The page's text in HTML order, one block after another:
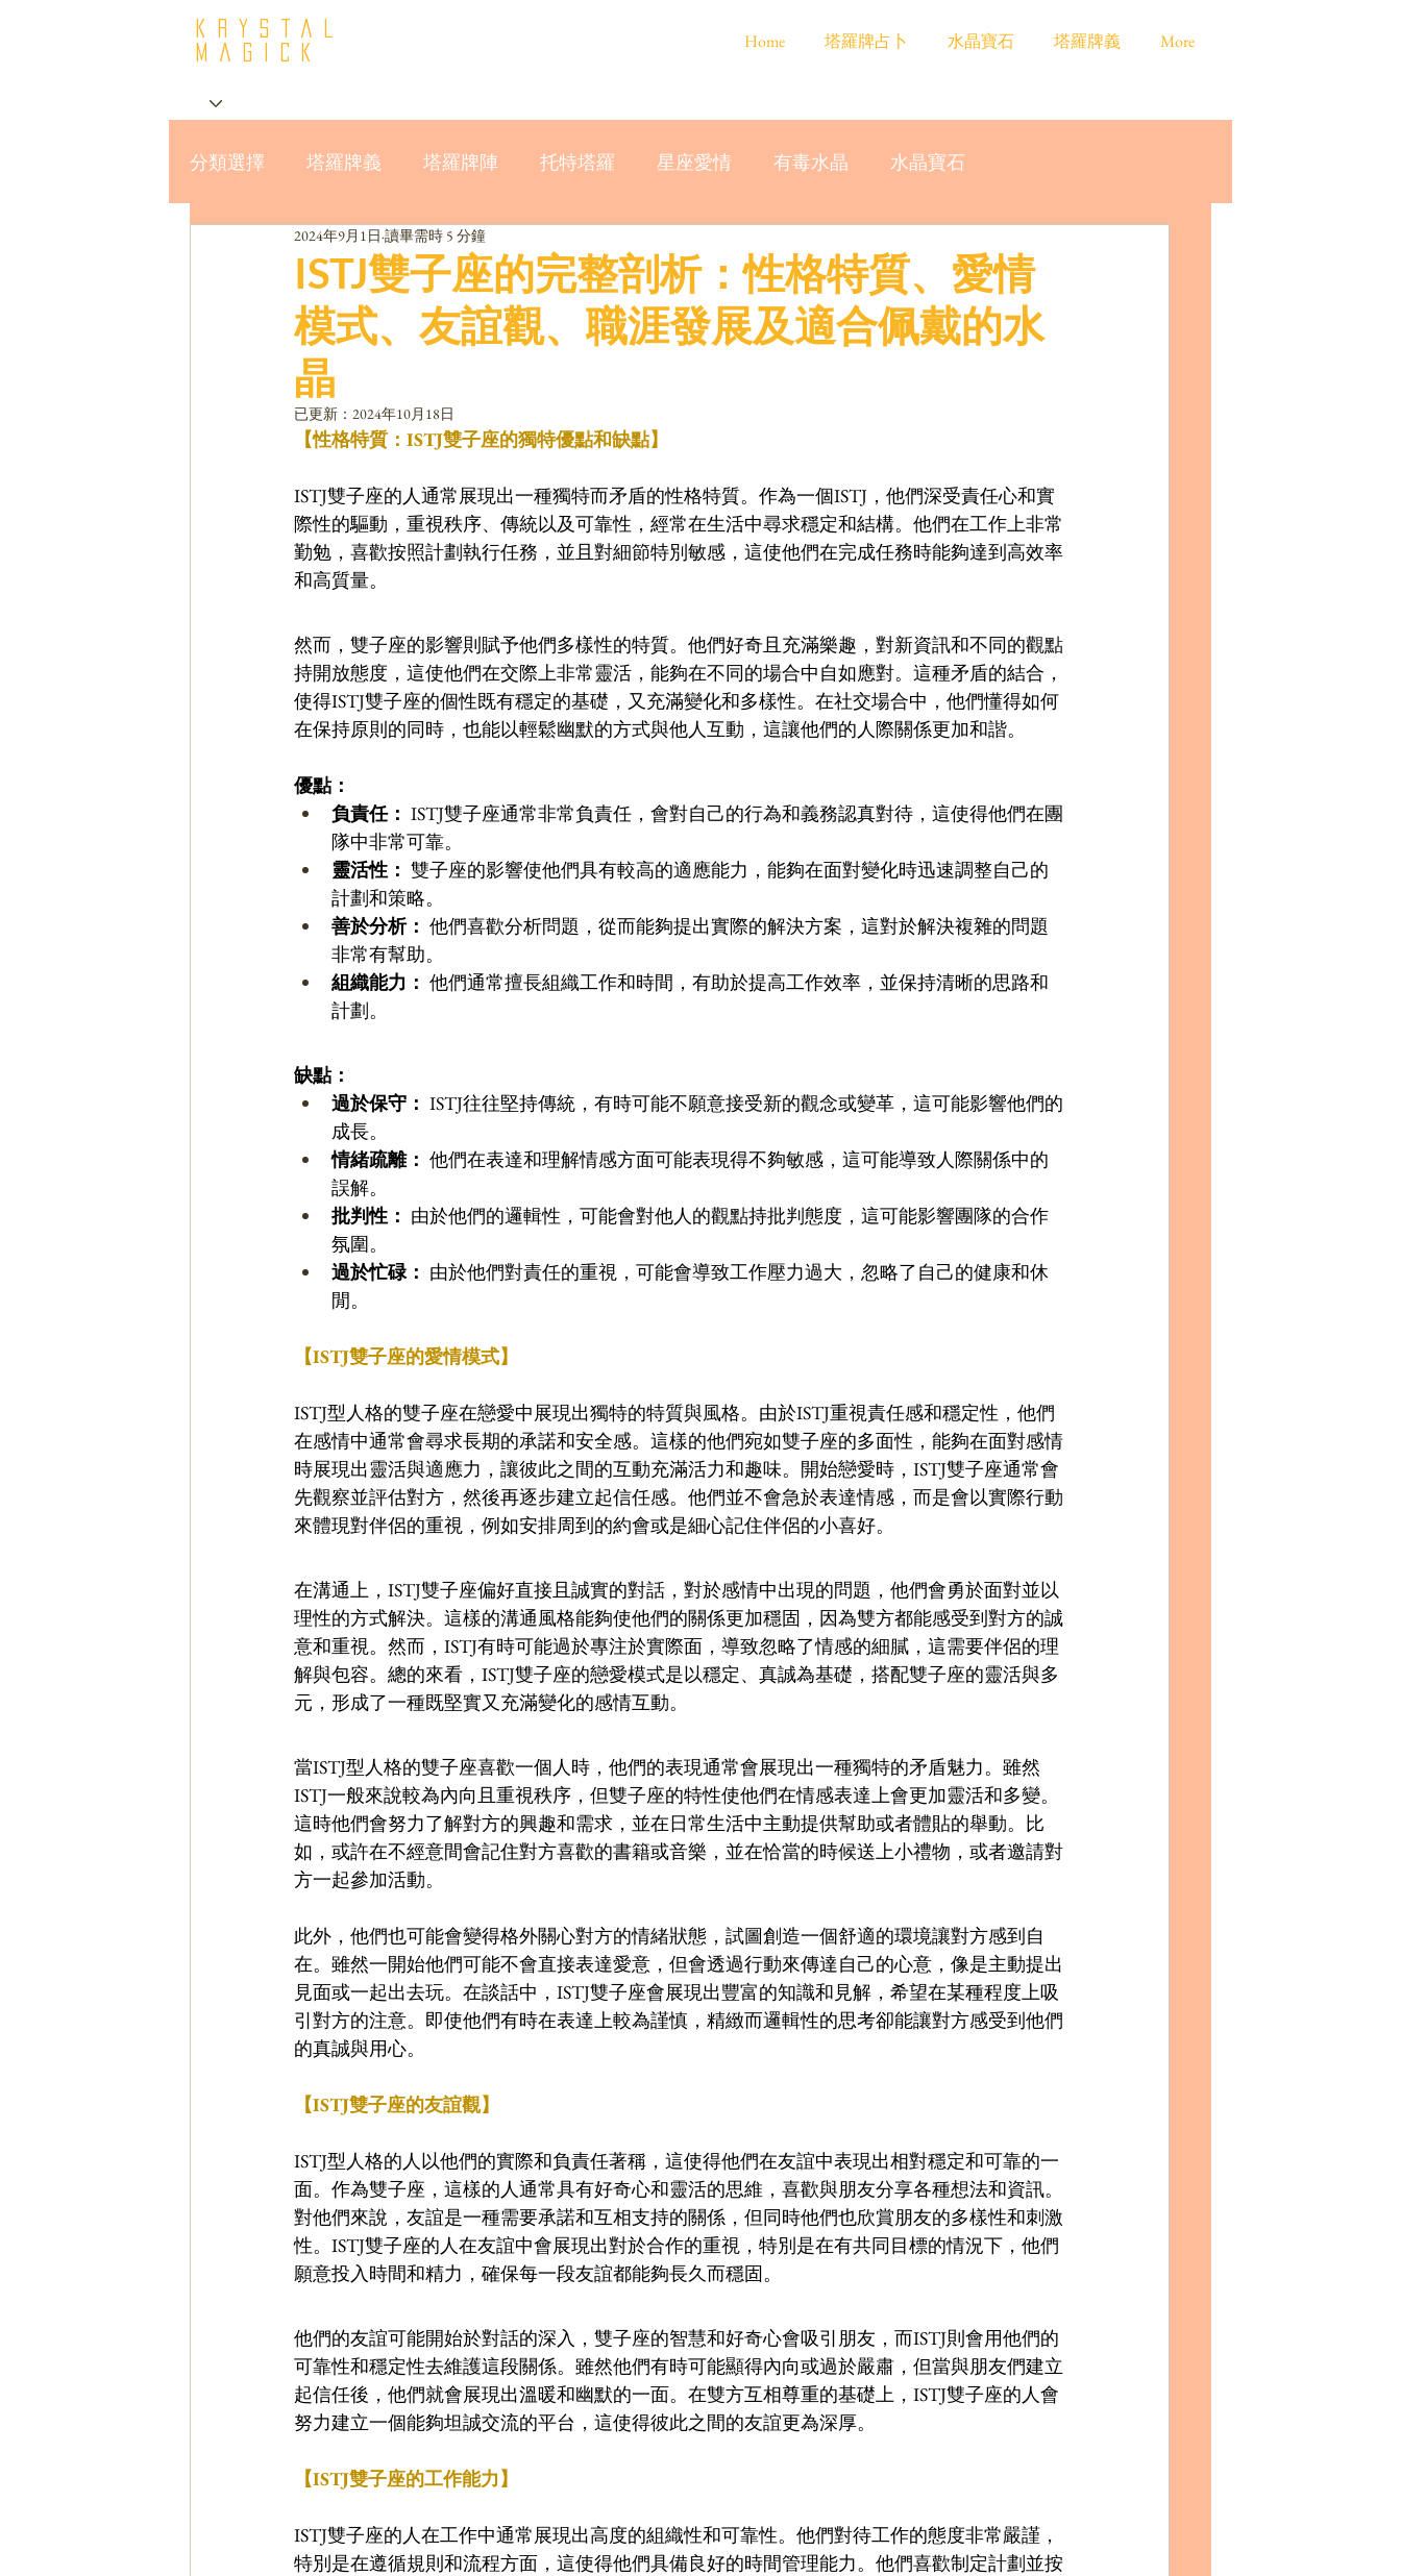
krystal
Magick
分類選擇 塔羅牌義 塔羅牌陣 托特塔羅 星座愛情 有毒水晶 水晶寶石
星座與MBTI16型人格
ISTJ雙子座的完整剖析：性格特質、愛情
模式、友誼觀、職涯發展及適合佩戴的水
晶
2024年9月1日 讀畢需時 5 分鐘
已更新： 2024年10月18日
【性格特質：ISTJ雙子座的獨特優點和缺點】
ISTJ雙子座的人通常展現出一種獨特而矛盾的性格特質。作為一個ISTJ，他們深受責任心和實
際性的驅動，重視秩序、傳統以及可靠性，經常在生活中尋求穩定和結構。他們在工作上非常
勤勉，喜歡按照計劃執行任務，並且對細節特別敏感，這使他們在完成任務時能夠達到高效率
和高質量。
然而，雙子座的影響則賦予他們多樣性的特質。他們好奇且充滿樂趣，對新資訊和不同的觀點
持開放態度，這使他們在交際上非常靈活，能夠在不同的場合中自如應對。這種矛盾的結合，
使得ISTJ雙子座的個性既有穩定的基礎，又充滿變化和多樣性。在社交場合中，他們懂得如何
在保持原則的同時，也能以輕鬆幽默的方式與他人互動，這讓他們的人際關係更加和諧。
優點：
負責任： ISTJ雙子座通常非常負責任，會對自己的行為和義務認真對待，這使得他們在團
隊中非常可靠。
靈活性： 雙子座的影響使他們具有較高的適應能力，能夠在面對變化時迅速調整自己的
計劃和策略。
善於分析： 他們喜歡分析問題，從而能夠提出實際的解決方案，這對於解決複雜的問題
非常有幫助。
組織能力： 他們通常擅長組織工作和時間，有助於提高工作效率，並保持清晰的思路和
計劃。
缺點：
過於保守： ISTJ往往堅持傳統，有時可能不願意接受新的觀念或變革，這可能影響他們的
成長。
情緒疏離： 他們在表達和理解情感方面可能表現得不夠敏感，這可能導致人際關係中的
誤解。
批判性： 由於他們的邏輯性，可能會對他人的觀點持批判態度，這可能影響團隊的合作
氛圍。
過於忙碌： 由於他們對責任的重視，可能會導致工作壓力過大，忽略了自己的健康和休
閒。
【ISTJ雙子座的愛情模式】
ISTJ型人格的雙子座在戀愛中展現出獨特的特質與風格。由於ISTJ重視責任感和穩定性，他們
在感情中通常會尋求長期的承諾和安全感。這樣的他們宛如雙子座的多面性，能夠在面對感情
時展現出靈活與適應力，讓彼此之間的互動充滿活力和趣味。開始戀愛時，ISTJ雙子座通常會
先觀察並評估對方，然後再逐步建立起信任感。他們並不會急於表達情感，而是會以實際行動
來體現對伴侶的重視，例如安排周到的約會或是細心記住伴侶的小喜好。
在溝通上，ISTJ雙子座偏好直接且誠實的對話，對於感情中出現的問題，他們會勇於面對並以
理性的方式解決。這樣的溝通風格能夠使他們的關係更加穩固，因為雙方都能感受到對方的誠
意和重視。然而，ISTJ有時可能過於專注於實際面，導致忽略了情感的細膩，這需要伴侶的理
解與包容。總的來看，ISTJ雙子座的戀愛模式是以穩定、真誠為基礎，搭配雙子座的靈活與多
元，形成了一種既堅實又充滿變化的感情互動。
當ISTJ型人格的雙子座喜歡一個人時，他們的表現通常會展現出一種獨特的矛盾魅力。雖然
ISTJ一般來說較為內向且重視秩序，但雙子座的特性使他們在情感表達上會更加靈活和多變。
這時他們會努力了解對方的興趣和需求，並在日常生活中主動提供幫助或者體貼的舉動。比
如，或許在不經意間會記住對方喜歡的書籍或音樂，並在恰當的時候送上小禮物，或者邀請對
方一起參加活動。
此外，他們也可能會變得格外關心對方的情緒狀態，試圖創造一個舒適的環境讓對方感到自
在。雖然一開始他們可能不會直接表達愛意，但會透過行動來傳達自己的心意，像是主動提出
見面或一起出去玩。在談話中，ISTJ雙子座會展現出豐富的知識和見解，希望在某種程度上吸
引對方的注意。即使他們有時在表達上較為謹慎，精緻而邏輯性的思考卻能讓對方感受到他們
的真誠與用心。
【ISTJ雙子座的友誼觀】
ISTJ型人格的人以他們的實際和負責任著稱，這使得他們在友誼中表現出相對穩定和可靠的一
面。作為雙子座，這樣的人通常具有好奇心和靈活的思維，喜歡與朋友分享各種想法和資訊。
對他們來說，友誼是一種需要承諾和互相支持的關係，但同時他們也欣賞朋友的多樣性和刺激
性。ISTJ雙子座的人在友誼中會展現出對於合作的重視，特別是在有共同目標的情況下，他們
願意投入時間和精力，確保每一段友誼都能夠長久而穩固。
他們的友誼可能開始於對話的深入，雙子座的智慧和好奇心會吸引朋友，而ISTJ則會用他們的
可靠性和穩定性去維護這段關係。雖然他們有時可能顯得內向或過於嚴肅，但當與朋友們建立
起信任後，他們就會展現出溫暖和幽默的一面。在雙方互相尊重的基礎上，ISTJ雙子座的人會
努力建立一個能夠坦誠交流的平台，這使得彼此之間的友誼更為深厚。
【ISTJ雙子座的工作能力】
ISTJ雙子座的人在工作中通常展現出高度的組織性和可靠性。他們對待工作的態度非常嚴謹，
特別是在遵循規則和流程方面，這使得他們具備良好的時間管理能力。他們喜歡制定計劃並按
Home 塔羅牌占卜 水晶寶石 塔羅牌義 More